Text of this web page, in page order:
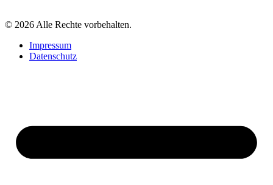
© 2026 Alle Rechte vorbehalten.
Impressum
Datenschutz